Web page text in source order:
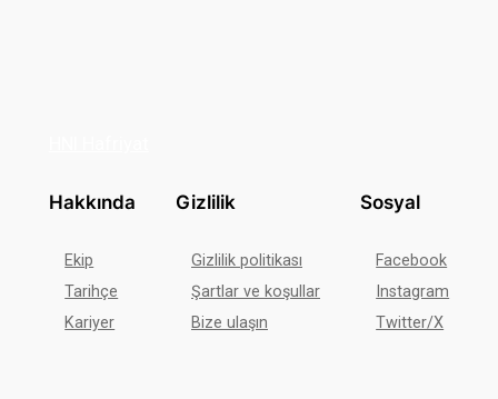
Hakkında
Ekip
Tarihçe
Kariyer
Gizlilik
Gizlilik politikası
Şartlar ve koşullar
Bize ulaşın
Sosyal
Facebook
Instagram
Twitter/X